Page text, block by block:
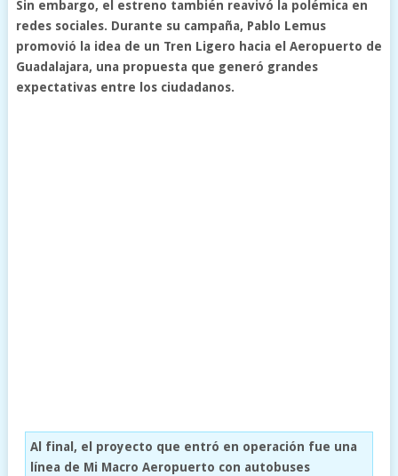
Sin embargo, el estreno también reavivó la polémica en
redes sociales. Durante su campaña, Pablo Lemus
promovió la idea de un Tren Ligero hacia el Aeropuerto de
Guadalajara, una propuesta que generó grandes
expectativas entre los ciudadanos.
Al final, el proyecto que entró en operación fue una
línea de Mi Macro Aeropuerto con autobuses